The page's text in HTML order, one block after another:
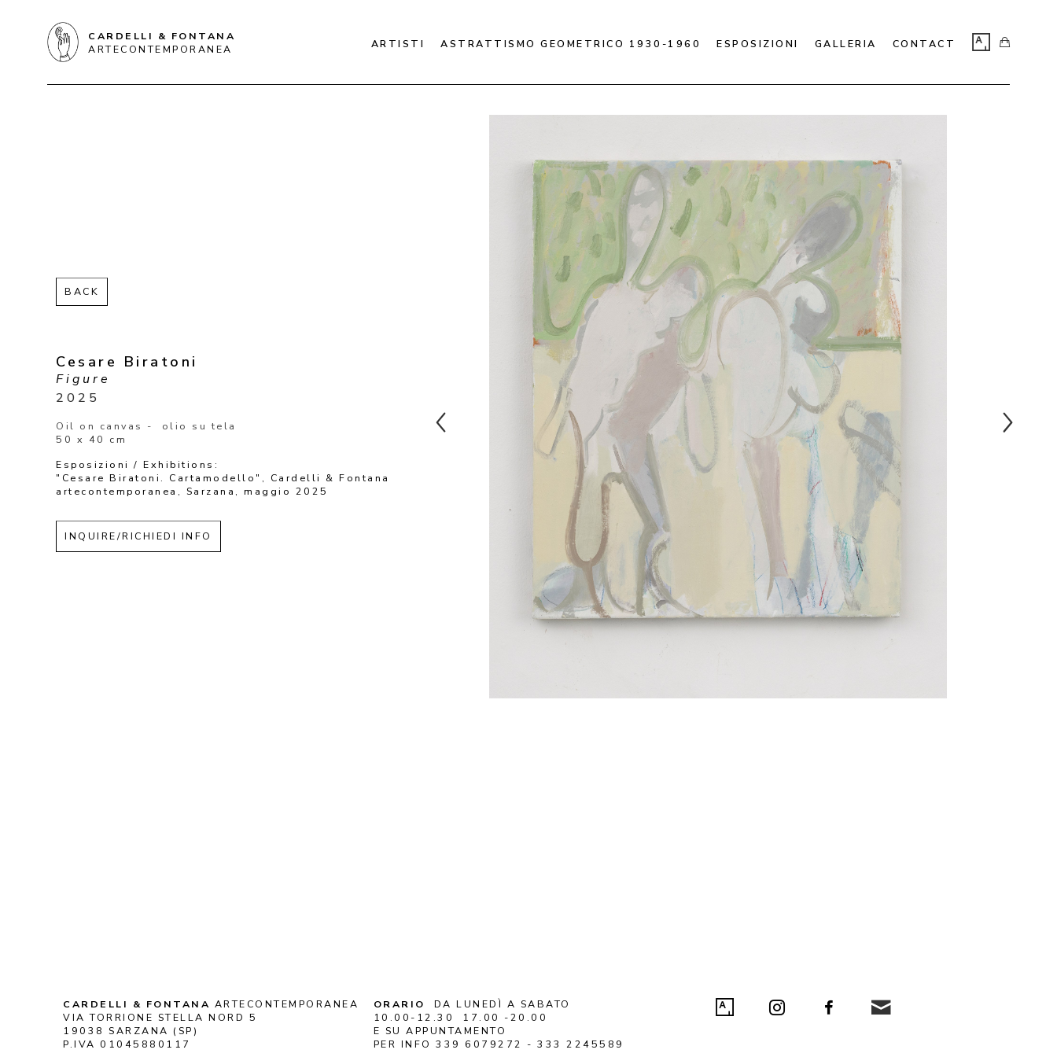
CARDELLI & FONTANA
ARTECONTEMPORANEA
ARTISTI ASTRATTISMO GEOMETRICO 1930-1960 ESPOSIZIONI GALLERIA CONTACT
BACK
Cesare Biratoni
Figure
2025
Oil on canvas -  olio su tela
50 x 40 cm
Esposizioni / Exhibitions:
"Cesare Biratoni. Cartamodello", Cardelli & Fontana
artecontemporanea, Sarzana, maggio 2025
INQUIRE/RICHIEDI INFO
CARDELLI & FONTANA ARTECONTEMPORANEA
VIA TORRIONE STELLA NORD 5
19038 SARZANA (SP)
P.IVA 01045880117
ORARIO
DA LUNEDÌ A SABATO
10.00-12.30 17.00 -20.00
E SU APPUNTAMENTO
PER INFO 339 6079272 - 333 2245589